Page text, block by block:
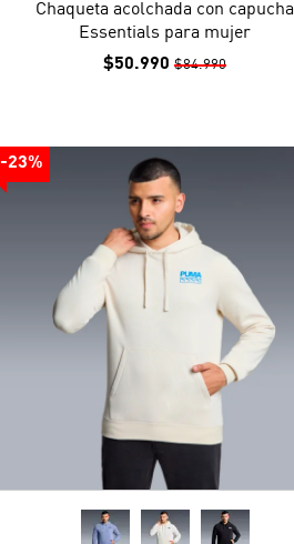
Chaqueta acolchada con capucha
Essentials para mujer
$50.990 $84.990
-23%